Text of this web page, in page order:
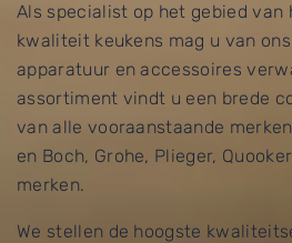
Als specialist op het gebied van
kwaliteit keukens mag u van
apparatuur en accessoires
assortiment vindt u een brede
van alle vooraanstaande
en Boch, Grohe, Plieger,
merken.
We stellen de hoogste